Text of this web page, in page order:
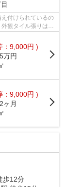
付けられているの
観タイル張りは、
：9,000円 )
万円
：9,000円 )
2ヶ月
歩12分